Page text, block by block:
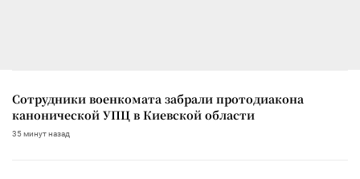
Сотрудники военкомата забрали протодиакона
канонической УПЦ в Киевской области
35 минут назад